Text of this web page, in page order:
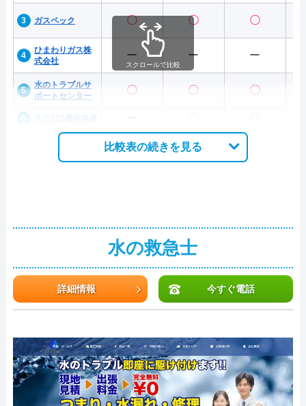
ガスペック 〇 〇 〇
ひまわりガス株
式会社
ー ー ー
水のトラブルサ
ポートセンター
〇 〇 〇
スクロールで比較
比較表の続きを見る
水の救急士
詳細情報 今すぐ電話